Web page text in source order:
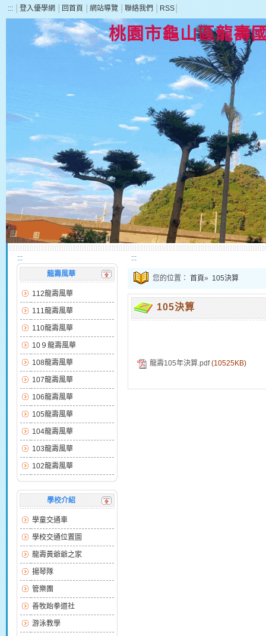
::: 登入優學網 回首頁 網站導覽 聯絡我們 RSS
桃園市龜山區龍壽
:::
龍壽風華
112龍壽風華
111龍壽風華
110龍壽風華
10９龍壽風華
108龍壽風華
107龍壽風華
106龍壽風華
105龍壽風華
104龍壽風華
103龍壽風華
102龍壽風華
學校介紹
學童交通車
學校交通位置圖
龍壽黃爺爺之家
揚琴隊
管樂團
善牧跆拳道社
游泳教學
:::
您的位置： 首頁» 105決算
105決算
龍壽105年決算.pdf(10525KB)